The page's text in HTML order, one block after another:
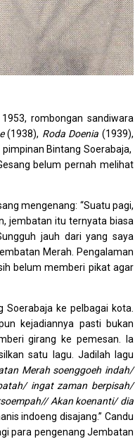
rombongan sandiwara
(1938), Roda Doenia (1939),
Bintang Soerabaja,
belum pernah melihat
mengenang: “Suatu pagi,
jembatan itu ternyata biasa
jauh dari yang saya
Merah. Pengalaman
belum memberi pikat agar
Soerabaja ke pelbagai kota.
kejadiannya pasti bukan
girang ke pemesan. Ia
satu lagu. Jadilah lagu
Merah soenggoeh indah/
ingat zaman berpisah/
Akan koenanti/ dia
indoeng disajang.” Candu
para pengenang Jembatan